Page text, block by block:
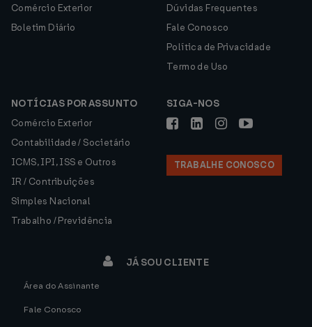
Comércio Exterior
Boletim Diário
Dúvidas Frequentes
Fale Conosco
Política de Privacidade
Termo de Uso
NOTÍCIAS POR ASSUNTO
Comércio Exterior
Contabilidade / Societário
ICMS, IPI, ISS e Outros
IR / Contribuições
Simples Nacional
Trabalho / Previdência
SIGA-NOS
TRABALHE CONOSCO
JÁ SOU CLIENTE
Área do Assinante
Fale Conosco